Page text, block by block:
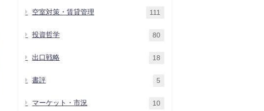
空室対策・賃貸管理 111
投資哲学 80
出口戦略 18
書評 5
マーケット・市況 10